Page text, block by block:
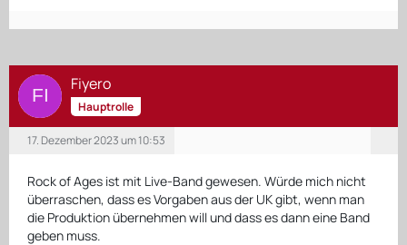
Fiyero
Hauptrolle
17. Dezember 2023 um 10:53
Rock of Ages ist mit Live-Band gewesen. Würde mich nicht
überraschen, dass es Vorgaben aus der UK gibt, wenn man
die Produktion übernehmen will und dass es dann eine Band
geben muss.